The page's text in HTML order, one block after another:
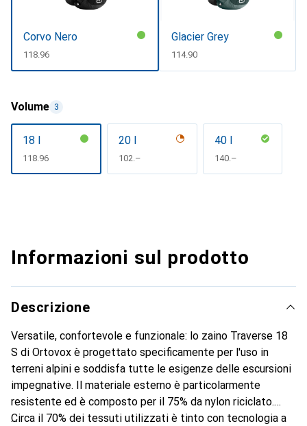
Corvo Nero
CHF
118.96
Glacier Grey
CHF
114.90
Volume 3
18 l
CHF
118.96
20 l
CHF
102.–
40 l
CHF
140.–
Informazioni sul prodotto
Descrizione
Versatile, confortevole e funzionale: lo zaino Traverse 18
S di Ortovox è progettato specificamente per l'uso in
terreni alpini e soddisfa tutte le esigenze delle escursioni
impegnative. Il materiale esterno è particolarmente
resistente ed è composto per il 75% da nylon riciclato.
Circa il 70% dei tessuti utilizzati è tinto con tecnologia a